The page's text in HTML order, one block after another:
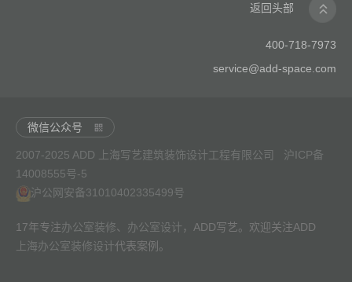
返回头部
400-718-7973
service@add-space.com
微信公众号
2007-2025 ADD 上海写艺建筑装饰设计工程有限公司 沪ICP备
14008555号-5
沪公网安备31010402335499号
17年专注办公室装修、 办公室设计 ，ADD写艺。欢迎关注ADD
上海办公室装修设计代表案例。